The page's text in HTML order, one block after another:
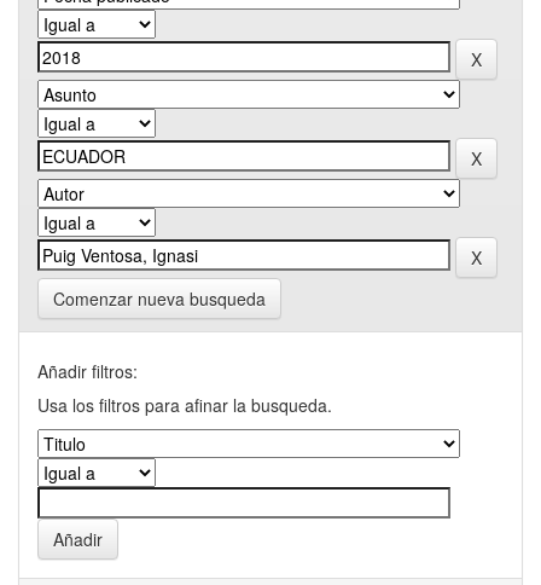
Comenzar nueva busqueda
Añadir filtros:
Usa los filtros para afinar la busqueda.